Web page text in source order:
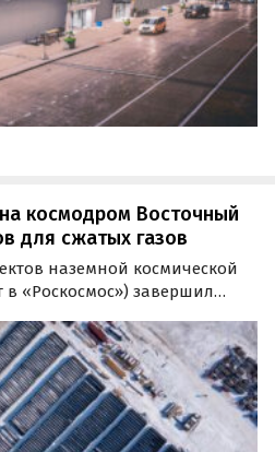
космодром Восточный
для сжатых газов
наземной космической
в «Роскосмос») завершил
газов для космического
космодрома Восточный.